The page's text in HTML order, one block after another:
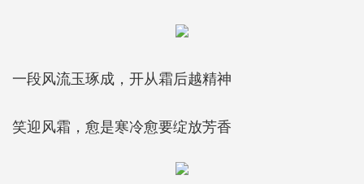
一段风流玉琢成，开从霜后越精神
笑迎风霜，愈是寒冷愈要绽放芳香